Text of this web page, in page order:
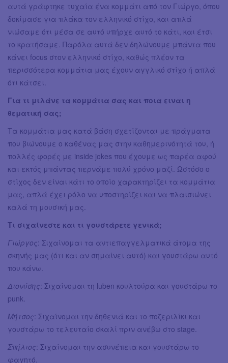
αυτά γράφτηκε τυχαία ένα κομμάτι από τον Γιώργο, όπου
δοκίμασε για πλάκα τον ελληνικό στίχο, και απλά
νιώσαμε ότι μέσα σε αυτό υπήρχε αυτό το κάτι, και έτσι
το κρατήσαμε. Παρόλα αυτά δεν δηλώνουμε μπάντα που
κάνει focus στον ελληνικό στίχο, καθώς πλέον τα
περισσότερα κομμάτια μας έχουν αγγλικό στίχο ή απλά
ότι κάτσει.
Για τι μιλάνε τα κομμάτια σας και ποια ειναι η
θεματική σας;
Τα κομμάτια μας κατά βάση σχετίζονται με πράγματα
που βιώνουμε ο καθένας μας στην καθημερινότητά του, ή
πολλές φορές με inside jokes που έχουμε ως παρέα αφού
και εκτός μπάντας περνάμε πολύ χρόνο μαζί. Ωστόσο ο
στίχος δεν είναι κάτι το οποίο χαρακτηρίζει τα κομμάτια
μας, απλά έχει ρόλο να υποστηρίζει και να πλαισιώνει
καλά τη μουσική μας.
Τι σιχαίνεστε και τι γουστάρετε γενικά;
Γιώργος: Σιχαίνομαι τα αντιεπαγγελματικά άτομα της
σκηνής μας (ότι και αν σημαίνει αυτό) και γουστάρω αυτό
που κάνω.
Διονύσης: Σιχαίνομαι τη luben κουλτούρα και γουστάρω το
punk.
Μήτσος: Σιχαίνομαι την δηθενιά και το ποζεριλίκι και
γουστάρω το τελευταίο σκαλί πριν ανέβω στο stage.
Σπήλιος: Σιχαίνομαι την ασυνέπεια και γουστάρω το
φαγητό.